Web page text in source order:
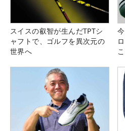
スイスの叡智が生んだTPTシ
ャフトで、ゴルフを異次元の
世界へ